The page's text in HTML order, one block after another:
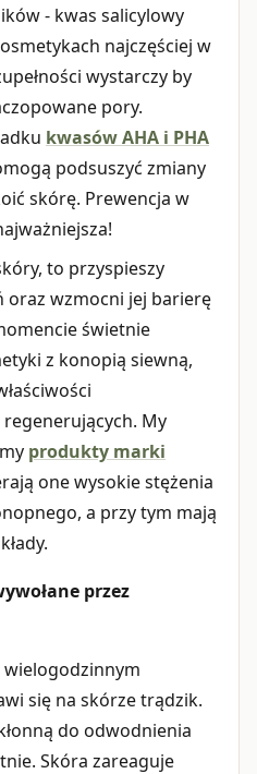
- kwas salicylowy
najczęściej w
wystarczy by
pory.
kwasów AHA i PHA
podsuszyć zmiany
skórę. Prewencja w
to przyspieszy
oraz wzmocni jej barierę
świetnie
z konopią siewną,
My
produkty marki
one wysokie stężenia
a przy tym mają
przez
wielogodzinnym
się na skórze trądzik.
do odwodnienia
Skóra zareaguje